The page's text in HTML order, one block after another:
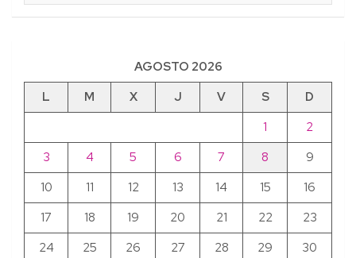
AGOSTO 2026
L
M X J V S
D
1
2
3
4 5 6 7 8
9
10
11 12 13 14 15
16
17
18 19 20 21 22
23
24
25 26 27 28 29 30